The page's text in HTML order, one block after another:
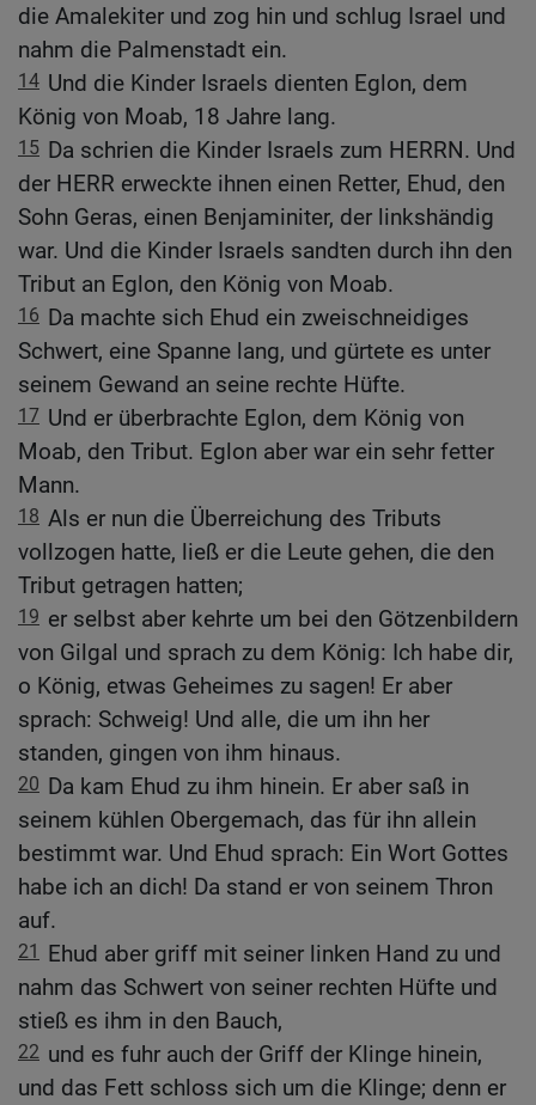
die Amalekiter und zog hin und schlug Israel und
nahm die Palmenstadt ein.
14 Und die Kinder Israels dienten Eglon, dem
König von Moab, 18 Jahre lang.
15 Da schrien die Kinder Israels zum HERRN. Und
der HERR erweckte ihnen einen Retter, Ehud, den
Sohn Geras, einen Benjaminiter, der linkshändig
war. Und die Kinder Israels sandten durch ihn den
Tribut an Eglon, den König von Moab.
16 Da machte sich Ehud ein zweischneidiges
Schwert, eine Spanne lang, und gürtete es unter
seinem Gewand an seine rechte Hüfte.
17 Und er überbrachte Eglon, dem König von
Moab, den Tribut. Eglon aber war ein sehr fetter
Mann.
18 Als er nun die Überreichung des Tributs
vollzogen hatte, ließ er die Leute gehen, die den
Tribut getragen hatten;
19 er selbst aber kehrte um bei den Götzenbildern
von Gilgal und sprach zu dem König: Ich habe dir,
o König, etwas Geheimes zu sagen! Er aber
sprach: Schweig! Und alle, die um ihn her
standen, gingen von ihm hinaus.
20 Da kam Ehud zu ihm hinein. Er aber saß in
seinem kühlen Obergemach, das für ihn allein
bestimmt war. Und Ehud sprach: Ein Wort Gottes
habe ich an dich! Da stand er von seinem Thron
auf.
21 Ehud aber griff mit seiner linken Hand zu und
nahm das Schwert von seiner rechten Hüfte und
stieß es ihm in den Bauch,
22 und es fuhr auch der Griff der Klinge hinein,
und das Fett schloss sich um die Klinge; denn er